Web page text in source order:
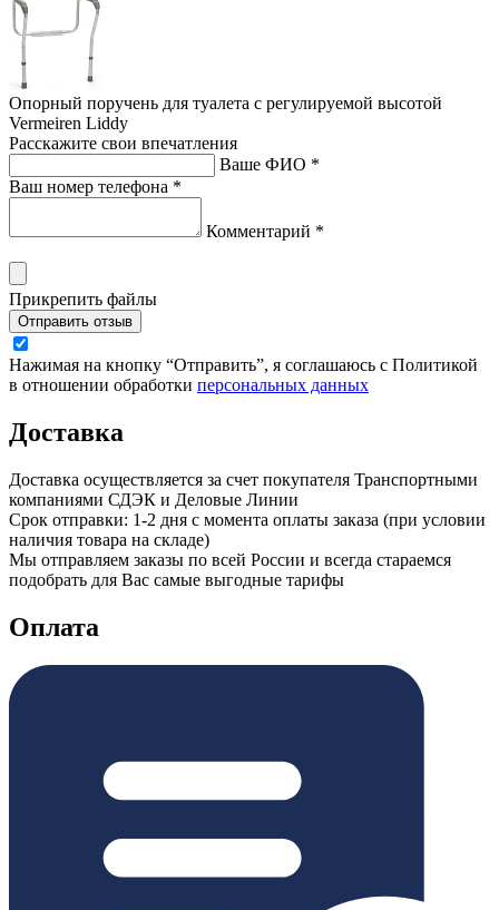
Опорный поручень для туалета с регулируемой высотой
Vermeiren Liddy
Расскажите свои впечатления
Ваше ФИО *
Ваш номер телефона *
Комментарий *
Прикрепить файлы
Отправить отзыв
Нажимая на кнопку “Отправить”, я соглашаюсь с Политикой
в отношении обработки персональных данных
Доставка
Доставка осуществляется за счет покупателя Транспортными
компаниями СДЭК и Деловые Линии
Срок отправки: 1-2 дня с момента оплаты заказа (при условии
наличия товара на складе)
Мы отправляем заказы по всей России и всегда стараемся
подобрать для Вас самые выгодные тарифы
Оплата